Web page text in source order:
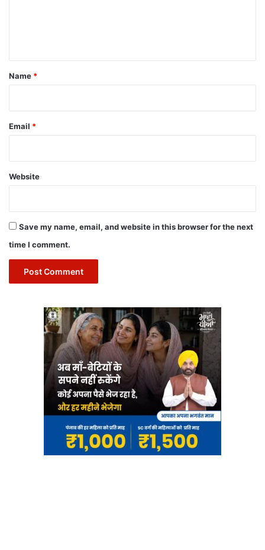
*
Name *
Email *
Website
Save my name, email, and website in this browser for the next
time I comment.